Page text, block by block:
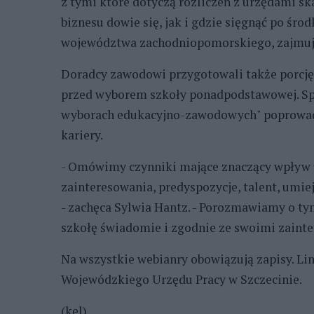
biznesu dowie się, jak i gdzie sięgnąć po
województwa zachodniopomorskiego,
Doradcy zawodowi przygotowali także
przed wyborem szkoły ponadpodstawowej.
wyborach edukacyjno-zawodowych"
kariery.
- Omówimy czynniki mające znaczący
zainteresowania, predyspozycje, talent,
- zachęca Sylwia Hantz. - Porozmawiamy o
szkołę świadomie i zgodnie ze swoimi
Na wszystkie webianry obowiązują zapisy.
Wojewódzkiego Urzędu Pracy w Szczecinie.
(kel)